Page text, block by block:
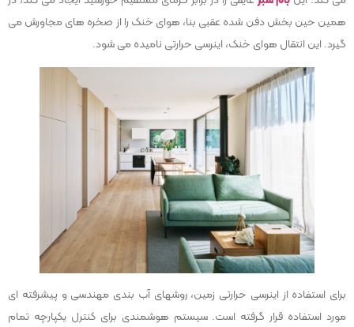
همین حین بخش دفن شده عقبی بنا، هوای خنک را از صخره های مجاورش می
گیرد. این انتقال هوای خنک، اینرسی حرارتی نامیده می شود.
برای استفاده از اینرسی حرارتی زمین، روشهای آب بندی مهندسی و پیشرفته ای
مورد استفاده قرار گرفته است. سیستم هوشمندی برای کنترل یکپارچه تمام